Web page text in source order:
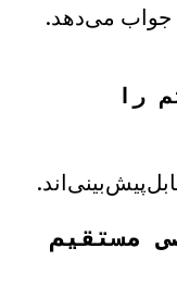
جواب می‌دهد.
را
مستقیم